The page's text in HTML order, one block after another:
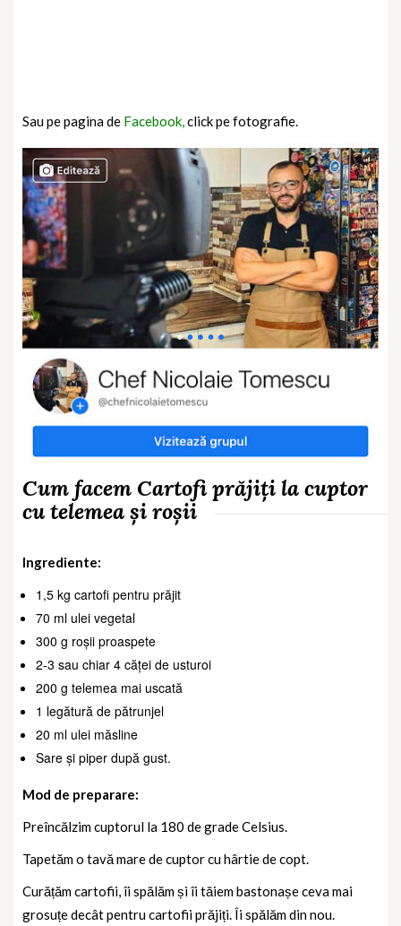
Sau pe pagina de Facebook,click pe fotografie.
Cum facem Cartofi prăjiți la cuptor
cu telemea și roșii
Ingrediente:
1,5 kg cartofi pentru prăjit
70 ml ulei vegetal
300 g roșii proaspete
2-3 sau chiar 4 căței de usturoi
200 g telemea mai uscată
1 legătură de pătrunjel
20 ml ulei măsline
Sare și piper după gust.
Mod de preparare:
Preîncălzim cuptorul la 180 de grade Celsius.
Tapetăm o tavă mare de cuptor cu hârtie de copt.
Curățăm cartofii, îi spălăm și îi tăiem bastonașe ceva mai
grosuțe decât pentru cartofii prăjiți. Îi spălăm din nou.